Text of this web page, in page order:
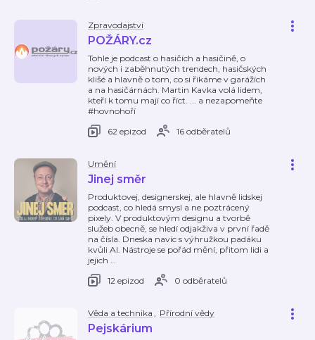
Zpravodajství
POŽÁRY.cz
Tohle je podcast o hasičích a hasičině, o
nových i zaběhnutých trendech, hasičských
klišé a hlavně o tom, co si říkáme v garážích
a na hasičárnách. Martin Kavka volá lidem,
kteří k tomu mají co říct. ... a nezapomeňte
#hovnohoří
62 epizod
16 odběratelů
Umění
Jinej směr
Produktovej, designerskej, ale hlavně lidskej
podcast, co hledá smysl a ne poztrácený
pixely. V produktovým designu a tvorbě
služeb obecně, se hledí odjakživa v první řadě
na čísla. Dneska navíc s výhružkou padáku
kvůli AI. Nástroje se pořád mění, přitom lidi a
jejich …
12 epizod
0 odběratelů
Věda a technika , Přírodní vědy
Pejskárium